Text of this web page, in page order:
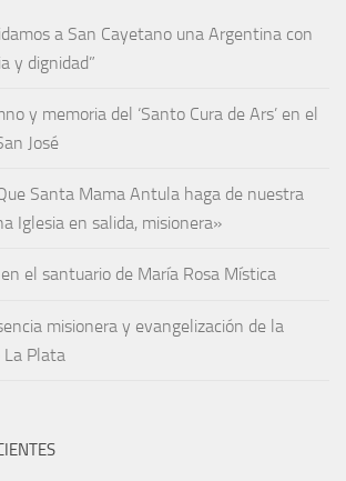
a San Cayetano una Argentina con
y dignidad”
y memoria del ‘Santo Cura de Ars’ en el
José
Santa Mama Antula haga de nuestra
Iglesia en salida, misionera»
el santuario de María Rosa Mística
misionera y evangelización de la
La Plata